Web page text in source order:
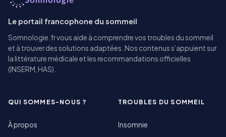
Le portail francophone du sommeil
Somnologie.fr vous aide à comprendre vos troubles du sommeil
et à trouver des solutions adaptées. Nos contenus s’appuient sur
la littérature médicale et les recommandations officielles
(INSERM, HAS).
QUI SOMMES-NOUS ?
À propos
TROUBLES DU SOMMEIL
Insomnie